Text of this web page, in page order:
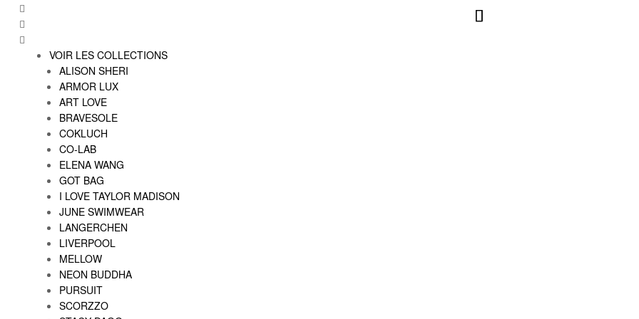
VOIR LES COLLECTIONS
ALISON SHERI
ARMOR LUX
ART LOVE
BRAVESOLE
COKLUCH
CO-LAB
ELENA WANG
GOT BAG
I LOVE TAYLOR MADISON
JUNE SWIMWEAR
LANGERCHEN
LIVERPOOL
MELLOW
NEON BUDDHA
PURSUIT
SCORZZO